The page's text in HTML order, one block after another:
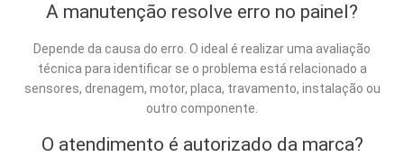
A manutenção resolve erro no painel?
Depende da causa do erro. O ideal é realizar uma avaliação
técnica para identificar se o problema está relacionado a
sensores, drenagem, motor, placa, travamento, instalação ou
outro componente.
O atendimento é autorizado da marca?